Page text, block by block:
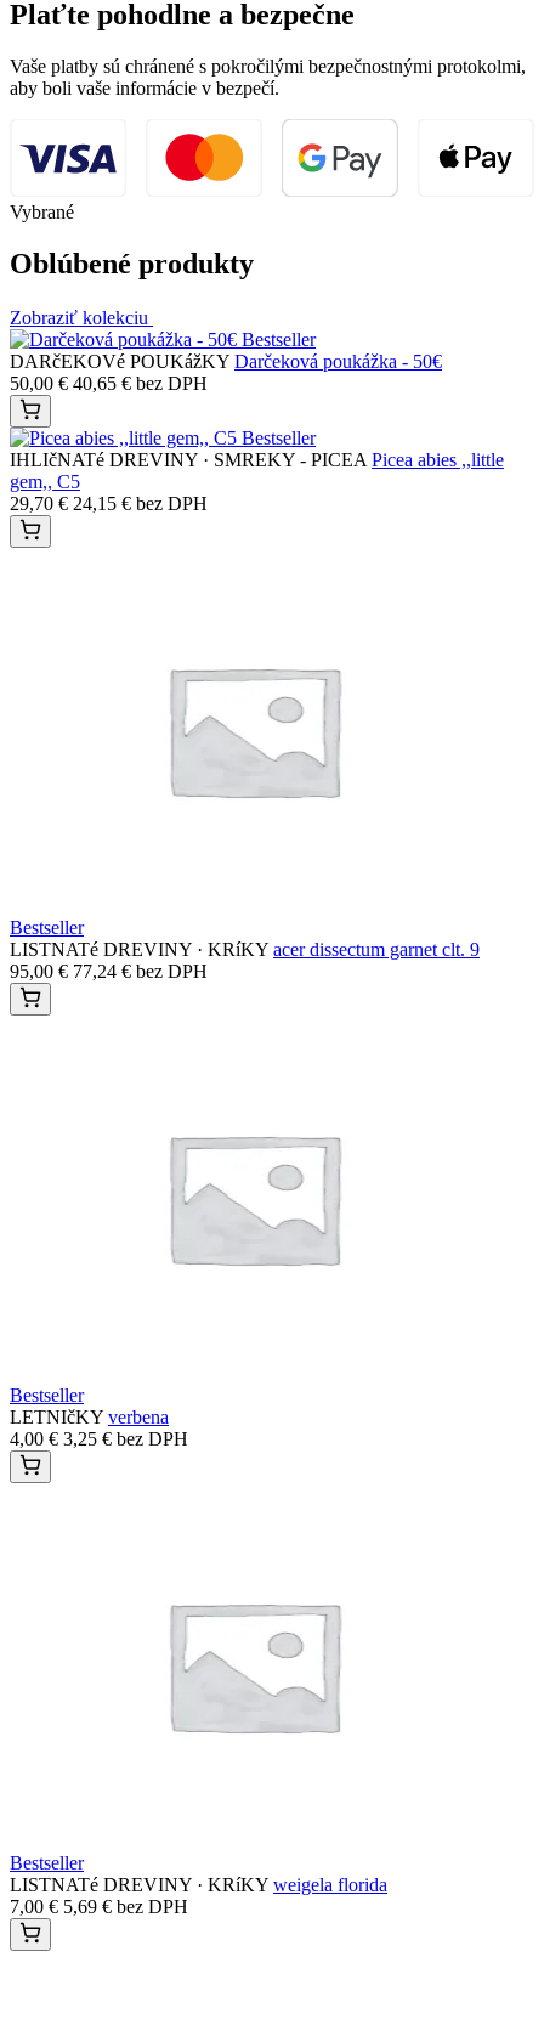
Plaťte pohodlne a bezpečne
Vaše platby sú chránené s pokročilými bezpečnostnými protokolmi,
aby boli vaše informácie v bezpečí.
Vybrané
Oblúbené produkty
Zobraziť kolekciu
Bestseller
DARčEKOVé POUKážKY Darčeková poukážka - 50€
50,00 € 40,65 € bez DPH
Bestseller
IHLIčNATé DREVINY · SMREKY - PICEA Picea abies ,,little
gem,, C5
29,70 € 24,15 € bez DPH
Bestseller
LISTNATé DREVINY · KRíKY acer dissectum garnet clt. 9
95,00 € 77,24 € bez DPH
Bestseller
LETNIčKY verbena
4,00 € 3,25 € bez DPH
Bestseller
LISTNATé DREVINY · KRíKY weigela florida
7,00 € 5,69 € bez DPH